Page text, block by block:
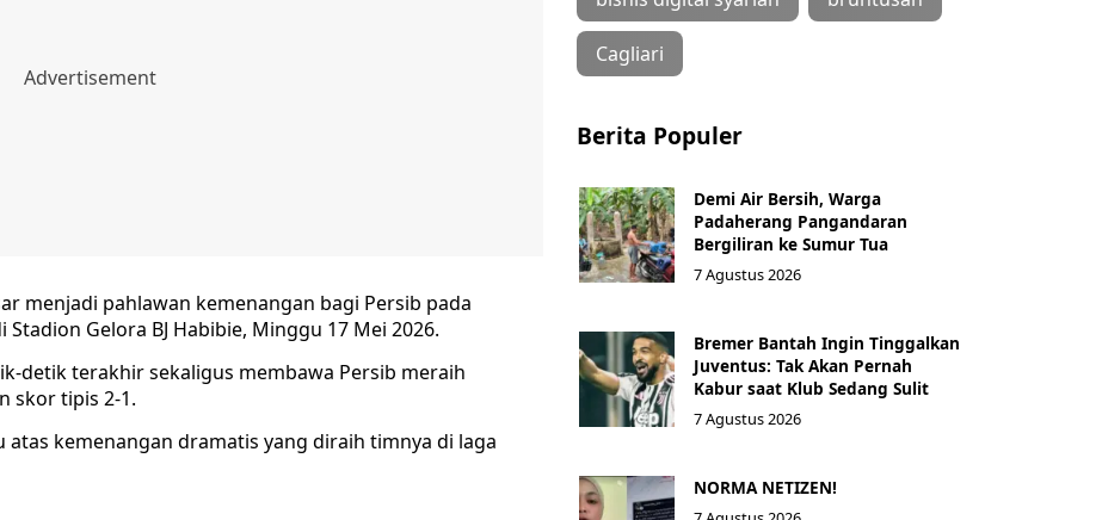
menjadi pahlawan kemenangan bagi Persib pada
Gelora BJ Habibie, Minggu 17 Mei 2026.
detik terakhir sekaligus membawa Persib meraih
skor tipis 2-1.
atas kemenangan dramatis yang diraih timnya di laga
Cagliari
Berita Populer
Demi Air Bersih, Warga
Padaherang Pangandaran
Bergiliran ke Sumur Tua
7 Agustus 2026
Bremer Bantah Ingin Tinggalkan
Juventus: Tak Akan Pernah
Kabur saat Klub Sedang Sulit
7 Agustus 2026
NORMA NETIZEN!